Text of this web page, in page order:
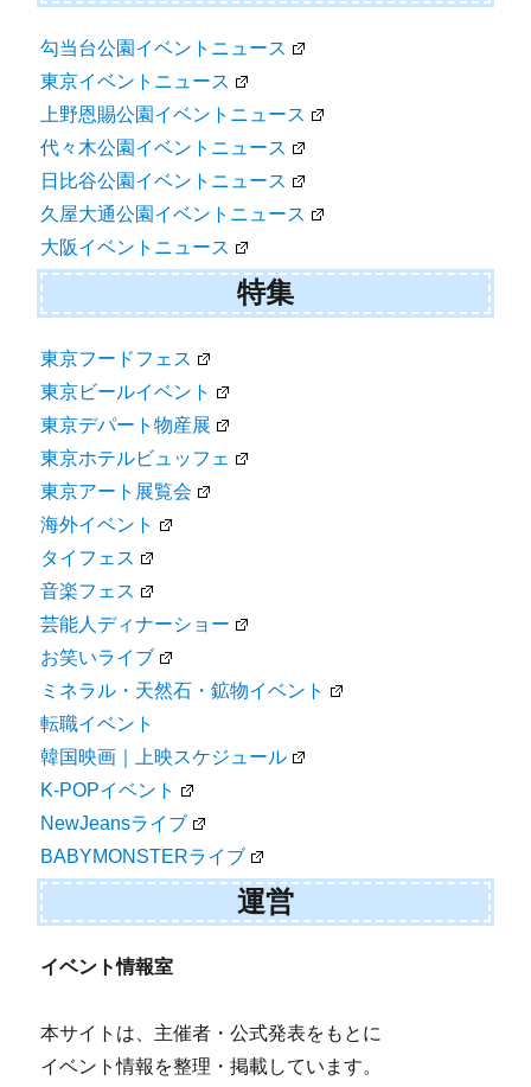
勾当台公園イベントニュース
東京イベントニュース
上野恩賜公園イベントニュース
代々木公園イベントニュース
日比谷公園イベントニュース
久屋大通公園イベントニュース
大阪イベントニュース
特集
東京フードフェス
東京ビールイベント
東京デパート物産展
東京ホテルビュッフェ
東京アート展覧会
海外イベント
タイフェス
音楽フェス
芸能人ディナーショー
お笑いライブ
ミネラル・天然石・鉱物イベント
転職イベント
韓国映画｜上映スケジュール
K-POPイベント
NewJeansライブ
BABYMONSTERライブ
運営
イベント情報室
本サイトは、主催者・公式発表をもとに
イベント情報を整理・掲載しています。